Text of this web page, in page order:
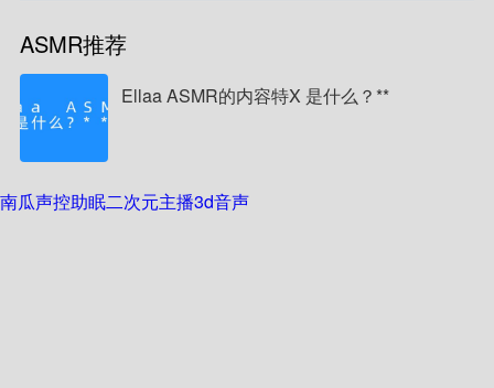
ASMR推荐
Ellaa ASMR的内容特X 是什么？**
南瓜声控助眠二次元主播3d音声